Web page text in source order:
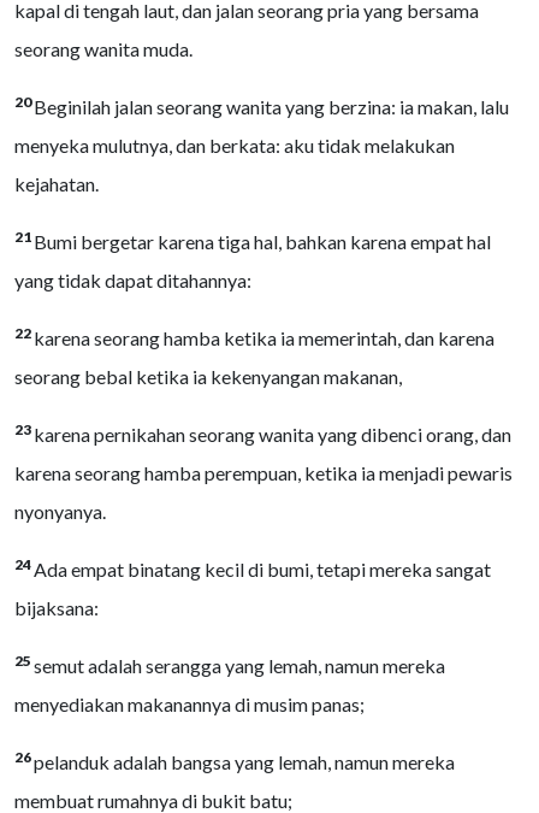
kapal di tengah laut, dan jalan seorang pria yang bersama
seorang wanita muda.
20Beginilah jalan seorang wanita yang berzina: ia makan, lalu
menyeka mulutnya, dan berkata: aku tidak melakukan
kejahatan.
21 Bumi bergetar karena tiga hal, bahkan karena empat hal
yang tidak dapat ditahannya:
22 karena seorang hamba ketika ia memerintah, dan karena
seorang bebal ketika ia kekenyangan makanan,
23 karena pernikahan seorang wanita yang dibenci orang, dan
karena seorang hamba perempuan, ketika ia menjadi pewaris
nyonyanya.
24Ada empat binatang kecil di bumi, tetapi mereka sangat
bijaksana:
25 semut adalah serangga yang lemah, namun mereka
menyediakan makanannya di musim panas;
26pelanduk adalah bangsa yang lemah, namun mereka
membuat rumahnya di bukit batu;